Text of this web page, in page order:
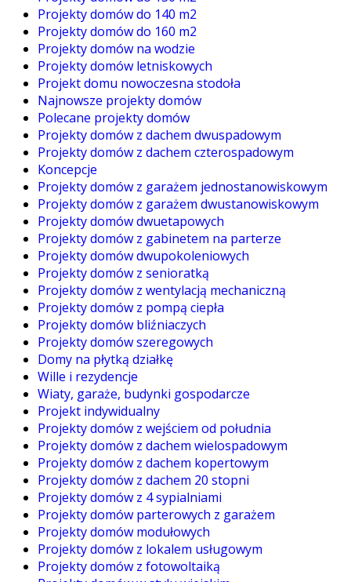
Projekty domów do 140 m2
Projekty domów do 160 m2
Projekty domów na wodzie
Projekty domów letniskowych
Projekt domu nowoczesna stodoła
Najnowsze projekty domów
Polecane projekty domów
Projekty domów z dachem dwuspadowym
Projekty domów z dachem czterospadowym
Koncepcje
Projekty domów z garażem jednostanowiskowym
Projekty domów z garażem dwustanowiskowym
Projekty domów dwuetapowych
Projekty domów z gabinetem na parterze
Projekty domów dwupokoleniowych
Projekty domów z senioratką
Projekty domów z wentylacją mechaniczną
Projekty domów z pompą ciepła
Projekty domów bliźniaczych
Projekty domów szeregowych
Domy na płytką działkę
Wille i rezydencje
Wiaty, garaże, budynki gospodarcze
Projekt indywidualny
Projekty domów z wejściem od południa
Projekty domów z dachem wielospadowym
Projekty domów z dachem kopertowym
Projekty domów z dachem 20 stopni
Projekty domów z 4 sypialniami
Projekty domów parterowych z garażem
Projekty domów modułowych
Projekty domów z lokalem usługowym
Projekty domów z fotowoltaiką